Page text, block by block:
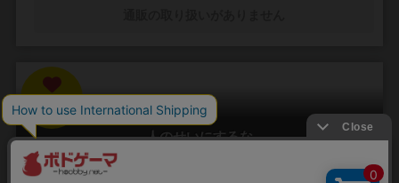
No.31
人のせいにするな